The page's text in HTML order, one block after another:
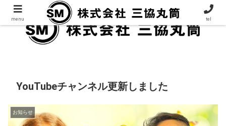
YouTubeチャンネル更新しました
お知らせ
menu tel